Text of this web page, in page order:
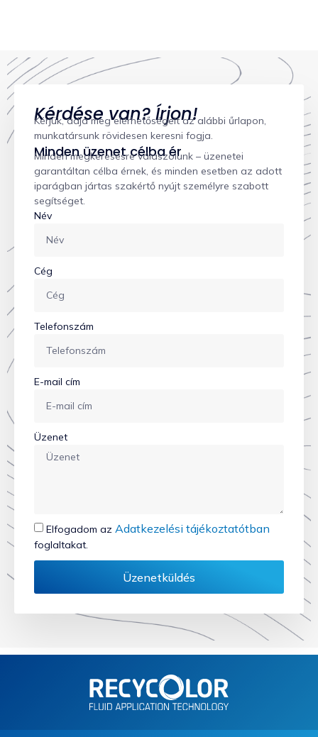
Kérdése van? Írjon!
Kérjük, adja meg elérhetőségeit az alábbi űrlapon,
munkatársunk rövidesen keresni fogja.
Minden üzenet célba ér
Minden megkeresésre válaszolunk – üzenetei
garantáltan célba érnek, és minden esetben az adott
iparágban jártas szakértő nyújt személyre szabott
segítséget.
Név
Cég
Telefonszám
E-mail cím
Üzenet
Elfogadom az Adatkezelési tájékoztatótban
foglaltakat.
Üzenetküldés